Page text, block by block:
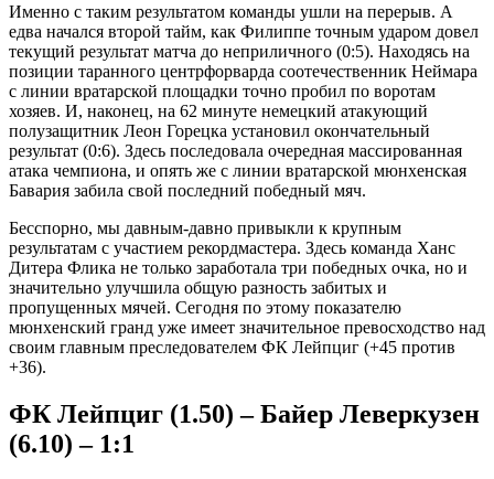
Именно с таким результатом команды ушли на перерыв. А
едва начался второй тайм, как Филиппе точным ударом довел
текущий результат матча до неприличного (0:5). Находясь на
позиции таранного центрфорварда соотечественник Неймара
с линии вратарской площадки точно пробил по воротам
хозяев. И, наконец, на 62 минуте немецкий атакующий
полузащитник Леон Горецка установил окончательный
результат (0:6). Здесь последовала очередная массированная
атака чемпиона, и опять же с линии вратарской мюнхенская
Бавария забила свой последний победный мяч.
Бесспорно, мы давным-давно привыкли к крупным
результатам с участием рекордмастера. Здесь команда Ханс
Дитера Флика не только заработала три победных очка, но и
значительно улучшила общую разность забитых и
пропущенных мячей. Сегодня по этому показателю
мюнхенский гранд уже имеет значительное превосходство над
своим главным преследователем ФК Лейпциг (+45 против
+36).
ФК Лейпциг (1.50) – Байер Леверкузен
(6.10) – 1:1